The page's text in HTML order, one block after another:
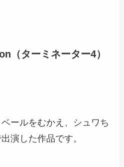
（ターミネーター4）
ールをむかえ、シュワち
演した作品です。